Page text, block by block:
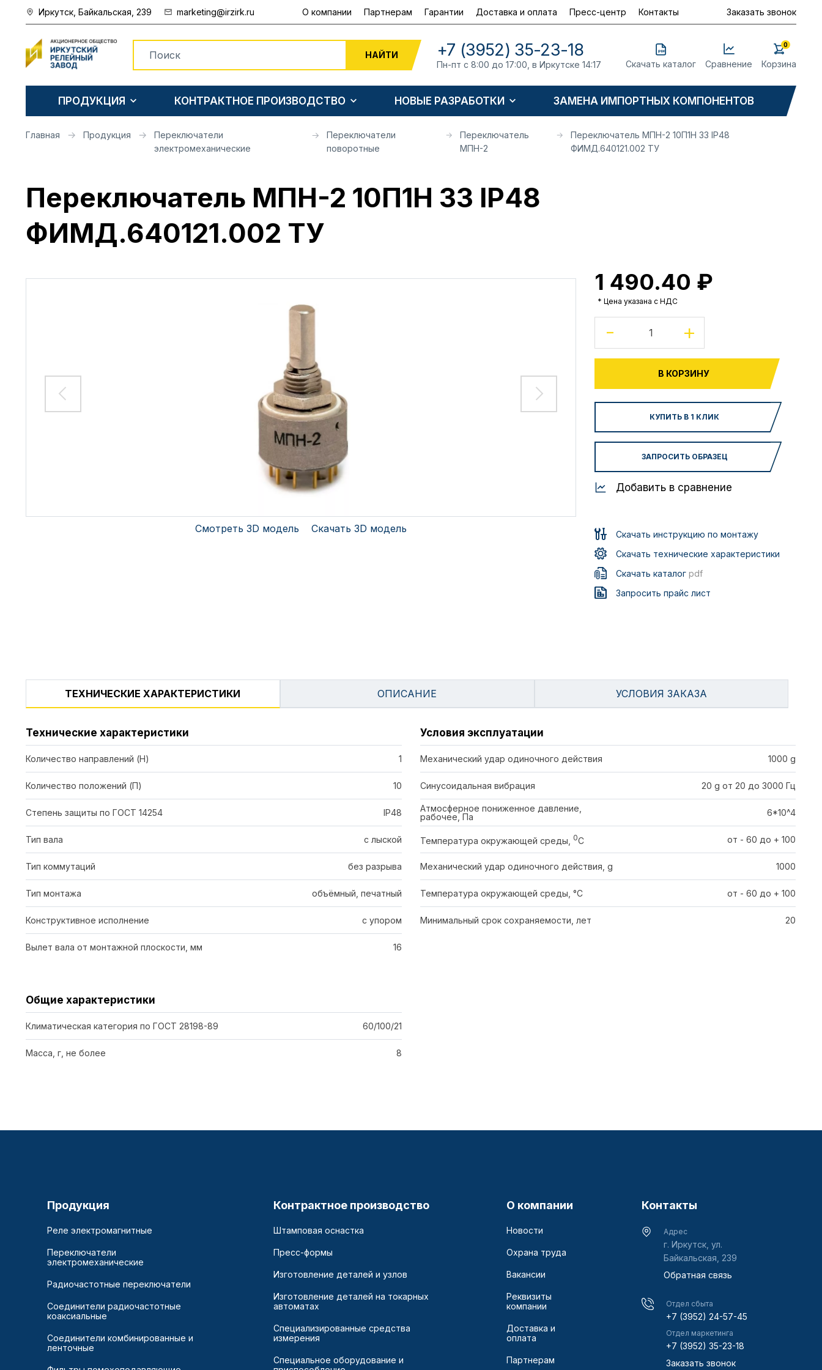
Иркутск, Байкальская, 239 marketing@irzirk.ru О компании Партнерам Гарантии Доставка и оплата Пресс-центр Контакты Заказать звонок
НАЙТИ +7 (3952) 35-23-18
Пн-пт с 8:00 до 17:00, в Иркутске 14:17 Скачать каталог Сравнение Корзина
0
ПРОДУКЦИЯ КОНТРАКТНОЕ ПРОИЗВОДСТВО НОВЫЕ РАЗРАБОТКИ ЗАМЕНА ИМПОРТНЫХ КОМПОНЕНТОВ
Главная Продукция
Переключатели
электромеханические
Переключатели
поворотные
Переключатель
МПН-2
Переключатель МПН-2 10П1Н 33 IP48
ФИМД.640121.002 ТУ
Переключатель МПН-2 10П1Н 33 IP48
ФИМД.640121.002 ТУ
Смотреть 3D модель Скачать 3D модель
1 490.40 ₽
* Цена указана с НДС
- +
В КОРЗИНУ
КУПИТЬ В 1 КЛИК
ЗАПРОСИТЬ ОБРАЗЕЦ
Добавить в сравнение
Скачать инструкцию по монтажу
Скачать технические характеристики
Скачать каталог pdf
Запросить прайс лист
ТЕХНИЧЕСКИЕ ХАРАКТЕРИСТИКИ ОПИСАНИЕ УСЛОВИЯ ЗАКАЗА
Технические характеристики
Количество направлений (Н) 1
Количество положений (П) 10
Степень защиты по ГОСТ 14254 IP48
Тип вала с лыской
Тип коммутаций без разрыва
Тип монтажа объёмный, печатный
Конструктивное исполнение с упором
Вылет вала от монтажной плоскости, мм 16
Условия эксплуатации
Механический удар одиночного действия 1000 g
Синусоидальная вибрация 20 g от 20 до 3000 Гц
Атмосферное пониженное давление,
рабочее, Па
6*10^4
Температура окружающей среды, 0C от - 60 до + 100
Механический удар одиночного действия, g 1000
Температура окружающей среды, °С от - 60 до + 100
Минимальный срок сохраняемости, лет 20
Общие характеристики
Климатическая категория по ГОСТ 28198-89 60/100/21
Масса, г, не более 8
Продукция
Реле электромагнитные
Переключатели
электромеханические
Радиочастотные переключатели
Соединители радиочастотные
коаксиальные
Соединители комбинированные и
ленточные
Контрактное производство
Штамповая оснастка
Пресс-формы
Изготовление деталей и узлов
Изготовление деталей на токарных
автоматах
Специализированные средства
измерения
Специальное оборудование и
О компании
Новости
Охрана труда
Вакансии
Реквизиты
компании
Доставка и
оплата
Партнерам
Контакты
Адрес
г. Иркутск, ул.
Байкальская, 239
Обратная связь
Отдел сбыта
+7 (3952) 24-57-45
Отдел маркетинга
+7 (3952) 35-23-18
Заказать звонок